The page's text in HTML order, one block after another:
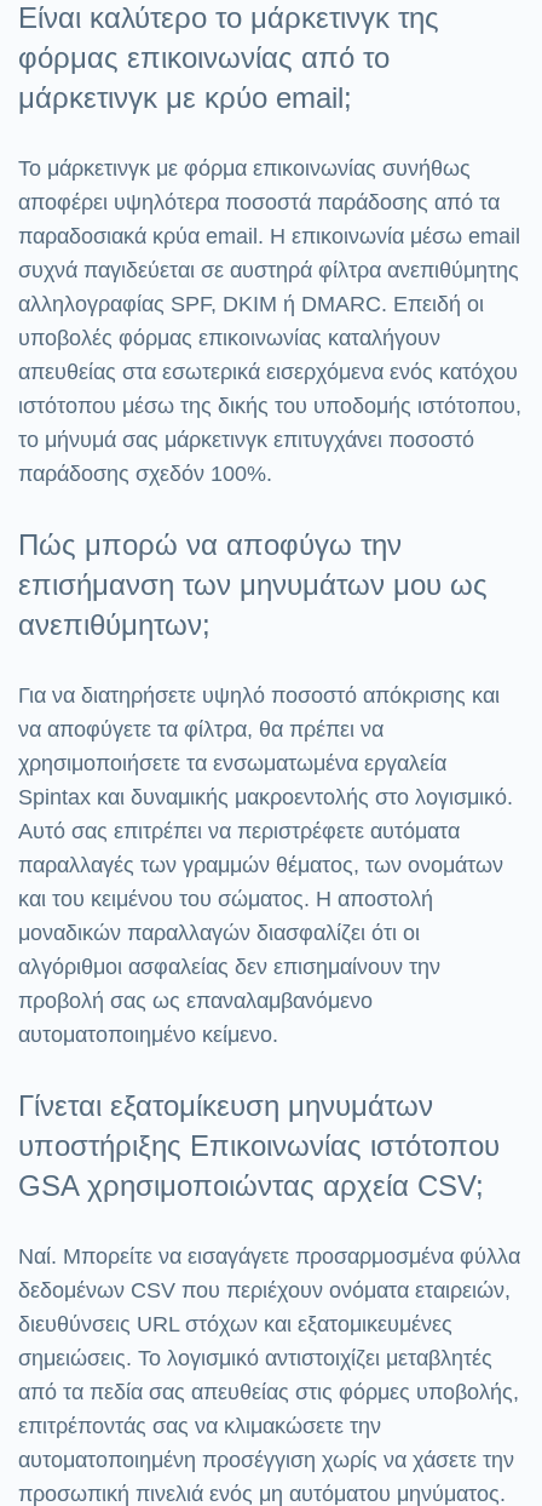
Είναι καλύτερο το μάρκετινγκ της
φόρμας επικοινωνίας από το
μάρκετινγκ με κρύο email;
Το μάρκετινγκ με φόρμα επικοινωνίας συνήθως
αποφέρει υψηλότερα ποσοστά παράδοσης από τα
παραδοσιακά κρύα email. Η επικοινωνία μέσω email
συχνά παγιδεύεται σε αυστηρά φίλτρα ανεπιθύμητης
αλληλογραφίας SPF, DKIM ή DMARC. Επειδή οι
υποβολές φόρμας επικοινωνίας καταλήγουν
απευθείας στα εσωτερικά εισερχόμενα ενός κατόχου
ιστότοπου μέσω της δικής του υποδομής ιστότοπου,
το μήνυμά σας μάρκετινγκ επιτυγχάνει ποσοστό
παράδοσης σχεδόν 100%.
Πώς μπορώ να αποφύγω την
επισήμανση των μηνυμάτων μου ως
ανεπιθύμητων;
Για να διατηρήσετε υψηλό ποσοστό απόκρισης και
να αποφύγετε τα φίλτρα, θα πρέπει να
χρησιμοποιήσετε τα ενσωματωμένα εργαλεία
Spintax και δυναμικής μακροεντολής στο λογισμικό.
Αυτό σας επιτρέπει να περιστρέφετε αυτόματα
παραλλαγές των γραμμών θέματος, των ονομάτων
και του κειμένου του σώματος. Η αποστολή
μοναδικών παραλλαγών διασφαλίζει ότι οι
αλγόριθμοι ασφαλείας δεν επισημαίνουν την
προβολή σας ως επαναλαμβανόμενο
αυτοματοποιημένο κείμενο.
Γίνεται εξατομίκευση μηνυμάτων
υποστήριξης Επικοινωνίας ιστότοπου
GSA χρησιμοποιώντας αρχεία CSV;
Ναί. Μπορείτε να εισαγάγετε προσαρμοσμένα φύλλα
δεδομένων CSV που περιέχουν ονόματα εταιρειών,
διευθύνσεις URL στόχων και εξατομικευμένες
σημειώσεις. Το λογισμικό αντιστοιχίζει μεταβλητές
από τα πεδία σας απευθείας στις φόρμες υποβολής,
επιτρέποντάς σας να κλιμακώσετε την
αυτοματοποιημένη προσέγγιση χωρίς να χάσετε την
προσωπική πινελιά ενός μη αυτόματου μηνύματος.